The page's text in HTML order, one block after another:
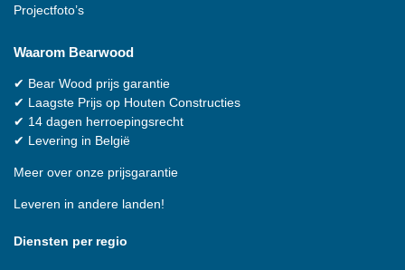
Projectfoto’s
Waarom Bearwood
✔ Bear Wood prijs garantie
✔ Laagste Prijs op Houten Constructies
✔ 14 dagen herroepingsrecht
✔ Levering in België
Meer over onze prijsgarantie
Leveren in andere landen!
Diensten per regio